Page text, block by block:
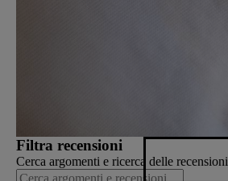
Filtra recensioni
Cerca argomenti e ricerca delle recensioni